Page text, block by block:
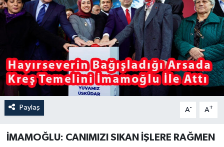
Paylaş A- A+
İMAMOĞLU: CANIMIZI SIKAN İŞLERE RAĞMEN